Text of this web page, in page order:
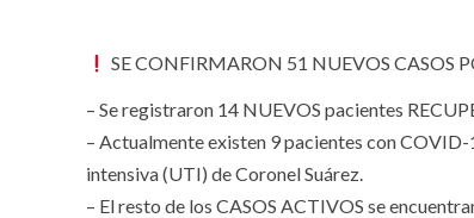
SE CONFIRMARON 51 NUEVOS CASOS
– Se registraron 14 NUEVOS pacientes
– Actualmente existen 9 pacientes con
intensiva (UTI) de Coronel Suárez.
– El resto de los CASOS ACTIVOS se